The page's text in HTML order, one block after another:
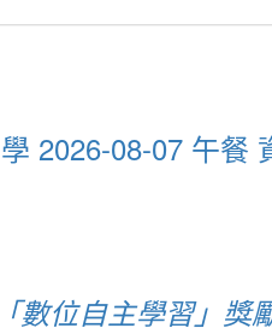
2026-08-07 午餐
數位自主學習」